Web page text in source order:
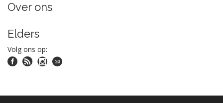
Over ons
Elders
Volg ons op: